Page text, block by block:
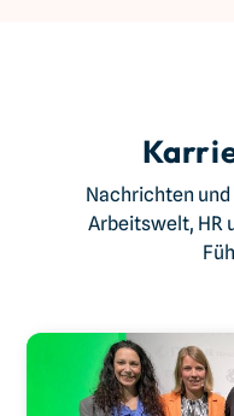
Nachrichten
Arbeitswelt, HR